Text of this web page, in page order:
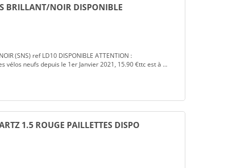
BRILLANT/NOIR DISPONIBLE
(SNS) ref LD10 DISPONIBLE ATTENTION :
vélos neufs depuis le 1er Janvier 2021, 15.90 €ttc est à ...
1.5 ROUGE PAILLETTES DISPO